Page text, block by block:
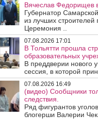
Вячеслав Федорищев
Губернатор
из лучших
Церемония ..
07.08.2026 17:01
В Тольятти прошла
образовательных
В преддверии нового
сессия, в которой
07.08.2026 16:49
(видео) Сообщники
следствия.
Ряд фигурантов
блогерши Валерии